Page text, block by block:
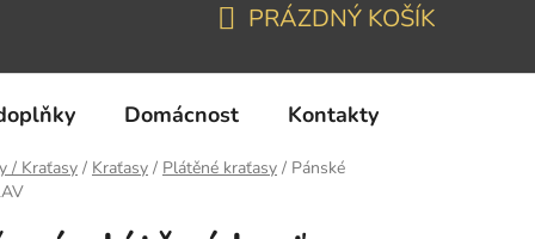
KOŠÍK
PRÁZDNÝ KOŠÍK
Domácnost Kontakty
/ Kraťasy / Kraťasy / Plátěné kraťasy / Pánské